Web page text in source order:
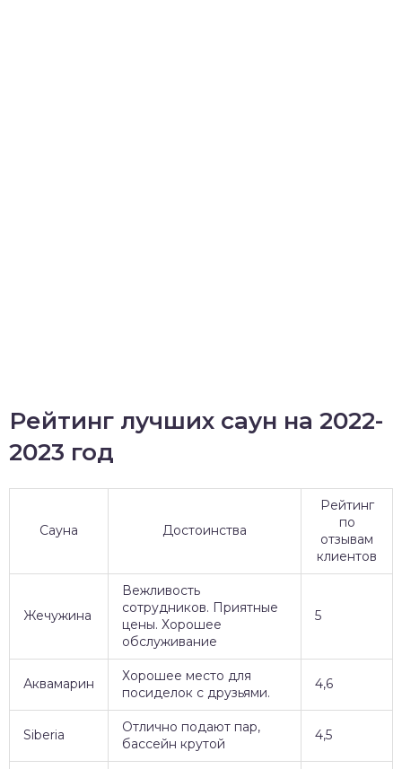
Рейтинг лучших саун на 2022-
2023 год
Сауна Достоинства
Рейтинг
по
отзывам
клиентов
Жечужина
Вежливость
сотрудников. Приятные
цены. Хорошее
обслуживание
5
Аквамарин
Хорошее место для
посиделок с друзьями.
4,6
Siberia
Отлично подают пар,
бассейн крутой
4,5